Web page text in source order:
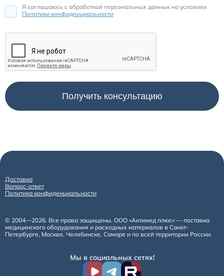
Я соглашаюсь c обработкой персональных данных на условиях
Политики конфиденциальности
Доставка
Вопрос-ответ
Политика конфиденциальности
© 2004—2026. Все права защищены. ООО «Актимед плюс» — поставка
медицинского оборудования и расходных материалов в Санкт-
Петербурге, Москве, Челябинске, Самаре и по всей территории России.
Мы в социальных сетях!